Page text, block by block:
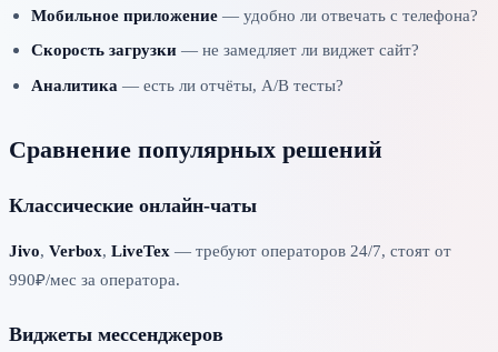
Мобильное приложение — удобно ли отвечать с телефона?
Скорость загрузки — не замедляет ли виджет сайт?
Аналитика — есть ли отчёты, A/B тесты?
Сравнение популярных решений
Классические онлайн-чаты
Jivo, Verbox, LiveTex — требуют операторов 24/7, стоят от
990₽/мес за оператора.
Виджеты мессенджеров